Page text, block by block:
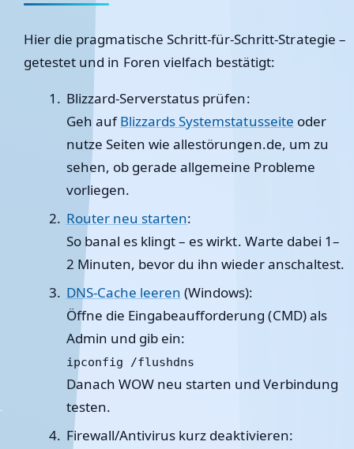
Hier die pragmatische Schritt-für-Schritt-Strategie –
getestet und in Foren vielfach bestätigt:
Blizzard-Serverstatus prüfen:
Geh aufBlizzards Systemstatusseite oder
nutze Seiten wie allestörungen.de, um zu
sehen, ob gerade allgemeine Probleme
vorliegen.
Router neu starten:
So banal es klingt – es wirkt. Warte dabei 1–
2 Minuten, bevor du ihn wieder anschaltest.
DNS-Cache leeren (Windows):
Öffne die Eingabeaufforderung (CMD) als
Admin und gib ein:
ipconfig /flushdns
Danach WOW neu starten und Verbindung
testen.
Firewall/Antivirus kurz deaktivieren: